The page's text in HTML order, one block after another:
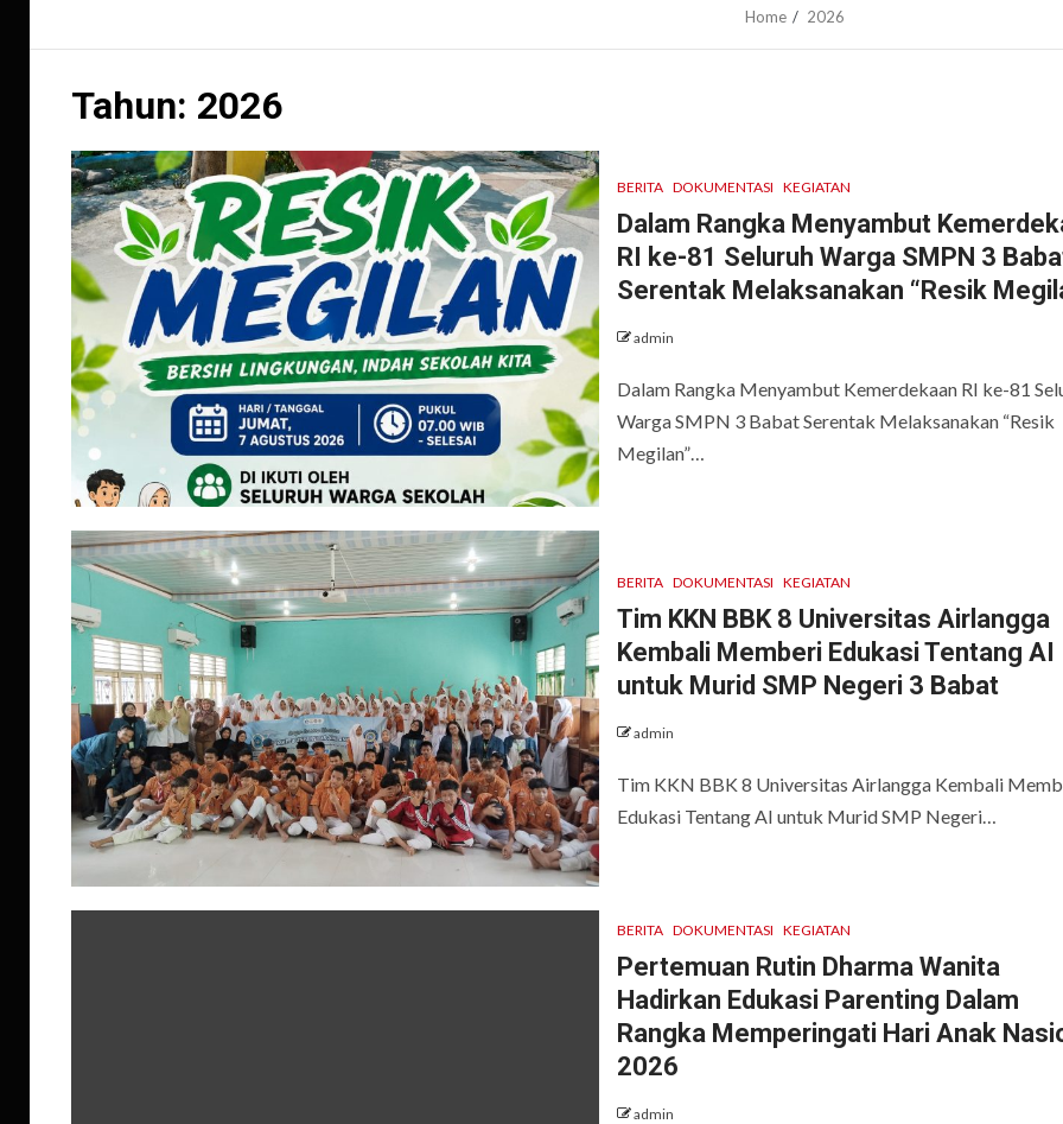
Home 2026
Tahun: 2026
BERITA DOKUMENTASI KEGIATAN
Dalam Rangka Menyambut
RI ke-81 Seluruh Warga SMPN 3
Serentak Melaksanakan “Resik
admin
Dalam Rangka Menyambut Kemerdekaan RI ke-81
Warga SMPN 3 Babat Serentak Melaksanakan “Resik
Megilan”…
BERITA DOKUMENTASI KEGIATAN
Tim KKN BBK 8 Universitas Airlangga
Kembali Memberi Edukasi Tentang AI
untuk Murid SMP Negeri 3 Babat
admin
Tim KKN BBK 8 Universitas Airlangga Kembali
Edukasi Tentang AI untuk Murid SMP Negeri…
BERITA DOKUMENTASI KEGIATAN
Pertemuan Rutin Dharma Wanita
Hadirkan Edukasi Parenting Dalam
Rangka Memperingati Hari Anak
2026
admin